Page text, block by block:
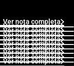
Ver nota completa
Ver nota completa
Ver nota completa
Ver nota completa
Ver nota completa
Ver nota completa
Ver nota completa
Ver nota completa
Ver nota completa
Ver nota completa